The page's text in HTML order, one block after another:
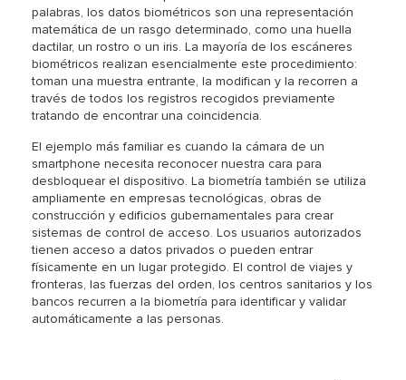
palabras, los datos biométricos son una representación
matemática de un rasgo determinado, como una huella
dactilar, un rostro o un iris. La mayoría de los escáneres
biométricos realizan esencialmente este procedimiento:
toman una muestra entrante, la modifican y la recorren a
través de todos los registros recogidos previamente
tratando de encontrar una coincidencia.
El ejemplo más familiar es cuando la cámara de un
smartphone necesita reconocer nuestra cara para
desbloquear el dispositivo. La biometría también se utiliza
ampliamente en empresas tecnológicas, obras de
construcción y edificios gubernamentales para crear
sistemas de control de acceso. Los usuarios autorizados
tienen acceso a datos privados o pueden entrar
físicamente en un lugar protegido. El control de viajes y
fronteras, las fuerzas del orden, los centros sanitarios y los
bancos recurren a la biometría para identificar y validar
automáticamente a las personas.